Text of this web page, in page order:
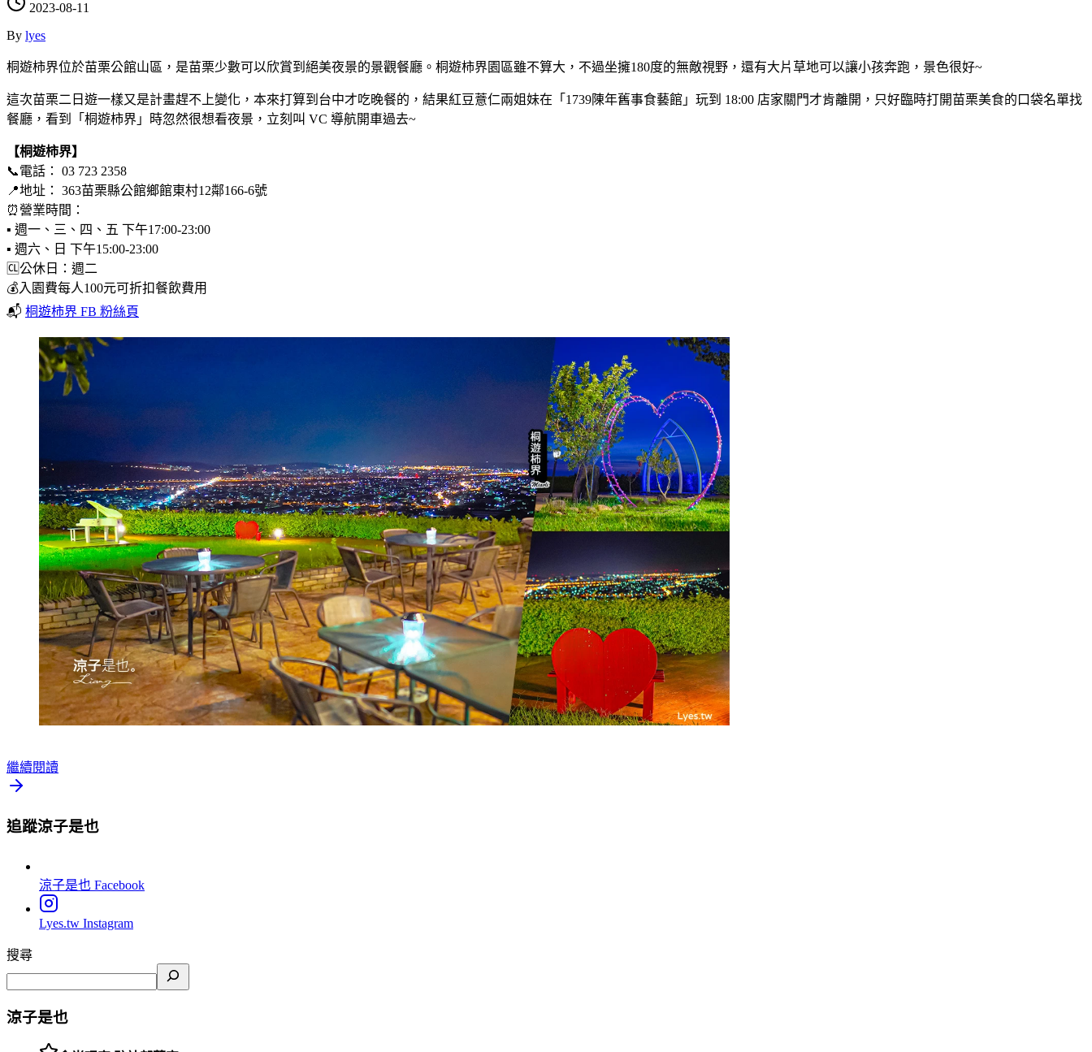
2023-08-11
By lyes
桐遊柿界位於苗栗公館山區，是苗栗少數可以欣賞到絕美夜景的景觀餐廳。桐遊柿界園區雖不算大，不過坐擁180度的無敵視野，還有大片草地可以讓小孩奔跑，景色很好~
這次苗栗二日遊一樣又是計畫趕不上變化，本來打算到台中才吃晚餐的，結果紅豆薏仁兩姐妹在「1739陳年舊事食藝館」玩到 18:00 店家關門才肯離開，只好臨時打開苗栗美食的口袋名單找
餐廳，看到「桐遊柿界」時忽然很想看夜景，立刻叫 VC 導航開車過去~
【桐遊柿界】
📞電話： 03 723 2358
📍地址： 363苗栗縣公館鄉館東村12鄰166-6號
⏰營業時間：
▪ 週一、三、四、五 下午17:00-23:00
▪ 週六、日 下午15:00-23:00
🆑公休日：週二
💰入園費每人100元可折扣餐飲費用
📬 桐遊柿界 FB 粉絲頁
繼續閱讀
追蹤涼子是也
涼子是也 Facebook
Lyes.tw Instagram
搜尋
涼子是也